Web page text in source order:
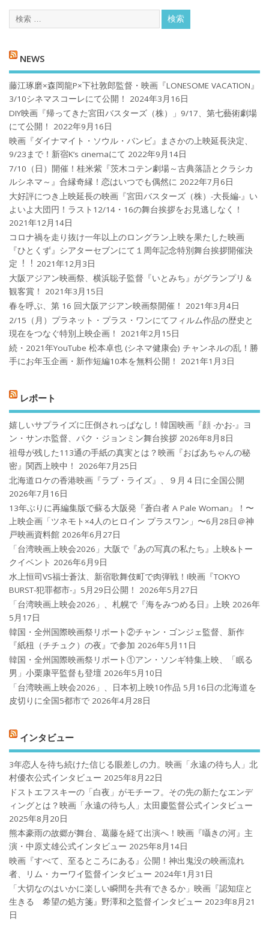
NEWS
藤江琢磨×森岡龍P×下社敦郎監督・映画『LONESOME VACATION』
3/10シネマスコーレにて公開！
2024年3月16日
DIY映画『帰ってきた宮田バスターズ（株）」9/17、第七藝術劇場
にて公開！
2022年9月16日
映画『ダイナマイト・ソウル・バンビ』まさかの上映延長決定、
9/23まで！新宿K’s cinemaにて 2022年9月14日
7/10（日）開催！桂米紫『茨木コテン劇場～古典落語とクラシカ
ルシネマ～』合縁奇縁！恋はいつでも偶然に 2022年7月6日
大好評につき上映延長の映画『宮田バスターズ（株）-大長編-』い
よいよ大団円！ラスト12/14・16の舞台挨拶をお見逃しなく！
2021年12月14日
コロナ禍を⾛り抜け⼀年以上のロングラン上映を果たした映画
『ひとくず』シアターセブンにて１周年記念特別舞台挨拶開催決
定︕︕ 2021年12月3日
大阪アジアン映画祭、横浜聡子監督『いとみち』がグランプリ＆
観客賞！
2021年3月15日
春を呼ぶ、第 16 回大阪アジアン映画祭開催！
2021年3月4日
2/15（月）プラネット・プラス・ワンにてフィルム作品の歴史と
現在をつなぐ特別上映企画！
2021年2月15日
続・2021年YouTube 松本卓也 (シネマ健康会) チャンネルの乱！勝
手にお年玉企画・新作短編10本を無料公開！
2021年1月3日
レポート
嬉しいサプライズに圧倒されっぱなし！韓国映画『顔 -かお-』ヨ
ン・サンホ監督、パク・ジョンミン舞台挨拶 2026年8月8日
祖母が残した113通の手紙の真実とは？映画『おばあちゃんの秘
密』関西上映中！
2026年7月25日
北海道ロケの香港映画『ラブ・ライズ』、９月４日に全国公開
2026年7月16日
13年ぶりに再編集版で蘇る大阪発『蒼白者 A Pale Woman』！〜
上映企画「ツネモト×4人のヒロイン プラスワン」〜6月28日＠神
戸映画資料館 2026年6月27日
「台湾映画上映会2026」大阪で『あの写真の私たち』上映&トー
クイベント 2026年6月9日
水上恒司VS福士蒼汰、新宿歌舞伎町で肉弾戦！!映画『TOKYO
BURST-犯罪都市-』5月29日公開！
2026年5月27日
「台湾映画上映会2026」、札幌で『海をみつめる日』上映 2026年
5月17日
韓国・全州国際映画祭リポート②チャン・ゴンジェ監督、新作
『紙杻（チチュク）の夜』で参加 2026年5月11日
韓国・全州国際映画祭リポート①アン・ソンギ特集上映、「眠る
男」小栗康平監督も登壇 2026年5月10日
「台湾映画上映会2026」、日本初上映10作品 5月16日の北海道を
皮切りに全国5都市で 2026年4月28日
インタビュー
3年恋人を待ち続けた信じる眼差しの力。映画「永遠の待ち人」北
村優衣公式インタビュー 2025年8月22日
ドストエフスキーの「白夜」がモチーフ。その先の新たなエンデ
ィングとは？映画「永遠の待ち人」太田慶監督公式インタビュー
2025年8月20日
熊本豪雨の故郷が舞台、葛藤を経て出演へ！映画『囁きの河』主
演・中原丈雄公式インタビュー 2025年8月14日
映画『すべて、至るところにある』公開！神出鬼没の映画流れ
者、リム・カーワイ監督インタビュー 2024年1月31日
「大切なのはいかに楽しい瞬間を共有できるか」映画『認知症と
生きる 希望の処方箋』野澤和之監督インタビュー 2023年8月21
日